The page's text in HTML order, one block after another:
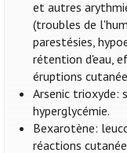
et autres
(troubles de
parestésies,
rétention d'eau,
éruptions
Arsenic trioxyde:
hyperglycémie.
Bexarotène:
réactions